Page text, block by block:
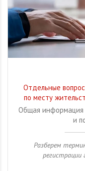
Отдельные
по месту
Общая информация
и
Разберем